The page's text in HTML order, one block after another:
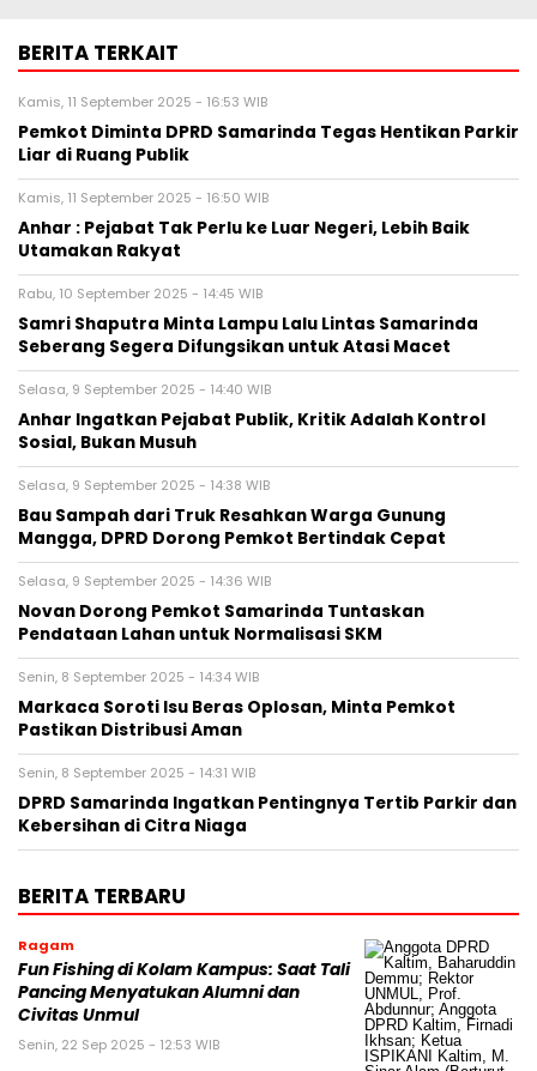
BERITA TERKAIT
Kamis, 11 September 2025 - 16:53 WIB
Pemkot Diminta DPRD Samarinda Tegas Hentikan Parkir
Liar di Ruang Publik
Kamis, 11 September 2025 - 16:50 WIB
Anhar : Pejabat Tak Perlu ke Luar Negeri, Lebih Baik
Utamakan Rakyat
Rabu, 10 September 2025 - 14:45 WIB
Samri Shaputra Minta Lampu Lalu Lintas Samarinda
Seberang Segera Difungsikan untuk Atasi Macet
Selasa, 9 September 2025 - 14:40 WIB
Anhar Ingatkan Pejabat Publik, Kritik Adalah Kontrol
Sosial, Bukan Musuh
Selasa, 9 September 2025 - 14:38 WIB
Bau Sampah dari Truk Resahkan Warga Gunung
Mangga, DPRD Dorong Pemkot Bertindak Cepat
Selasa, 9 September 2025 - 14:36 WIB
Novan Dorong Pemkot Samarinda Tuntaskan
Pendataan Lahan untuk Normalisasi SKM
Senin, 8 September 2025 - 14:34 WIB
Markaca Soroti Isu Beras Oplosan, Minta Pemkot
Pastikan Distribusi Aman
Senin, 8 September 2025 - 14:31 WIB
DPRD Samarinda Ingatkan Pentingnya Tertib Parkir dan
Kebersihan di Citra Niaga
BERITA TERBARU
Ragam
Fun Fishing di Kolam Kampus: Saat Tali
Pancing Menyatukan Alumni dan
Civitas Unmul
Senin, 22 Sep 2025 - 12:53 WIB